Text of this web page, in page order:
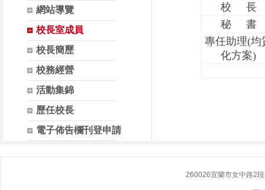
網站導覽
校長室成員
校長簡歷
校務經營
活動集錦
歷任校長
電子佈告欄刊登申請
校 長
秘 書
專任助理(均
化方案)
260026宜蘭市女中路2